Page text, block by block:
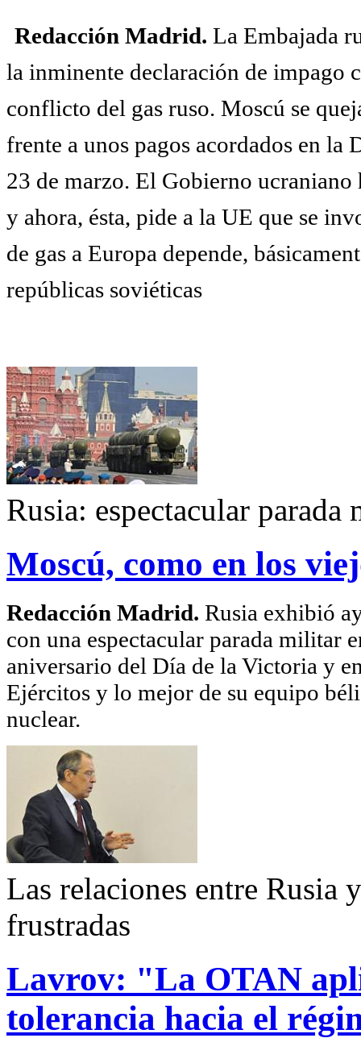
Redacción Madrid. La Embajada
la inminente declaración de impago
conflicto del gas ruso. Moscú se
frente a unos pagos acordados en la
23 de marzo. El Gobierno
y ahora, ésta, pide a la UE que se
de gas a Europa depende,
repúblicas soviéticas
Rusia: espectacular
Moscú, como en los
Redacción Madrid. Rusia exhibió
con una espectacular parada militar
aniversario del Día de la Victoria y
Ejércitos y lo mejor de su equipo
nuclear.
Las relaciones entre Rusia
frustradas
Lavrov: "La OTAN
tolerancia hacia el